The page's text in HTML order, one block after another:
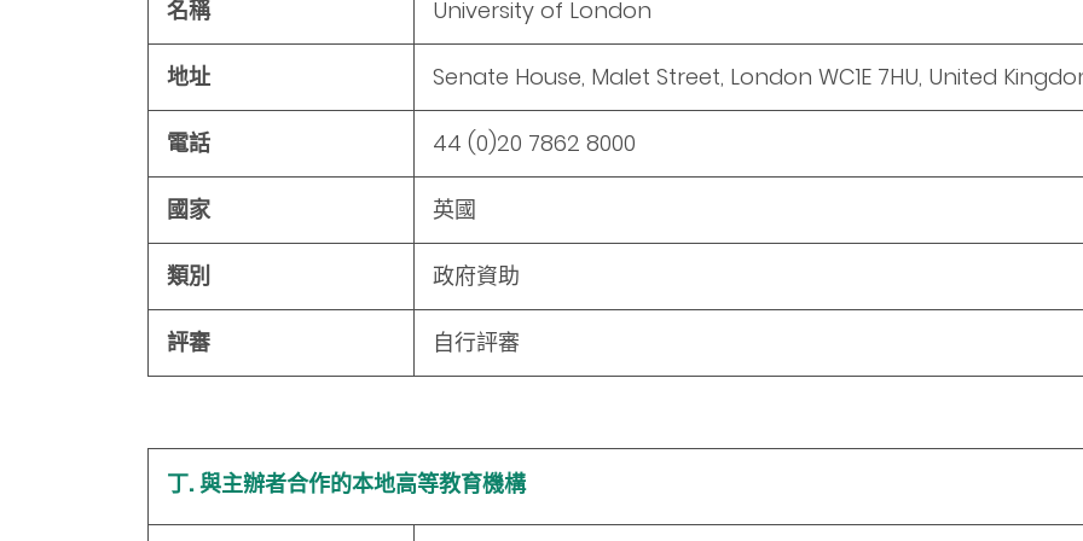
名稱 University of London
地址 Senate House, Malet Street, London WC1E 7HU, United
電話 44 (0)20 7862 8000
國家 英國
類別 政府資助
評審 自行評審
丁. 與主辦者合作的本地高等教育機構